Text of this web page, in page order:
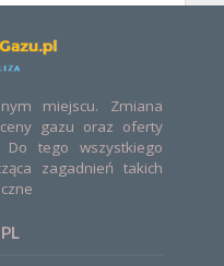
miejscu. Zmiana
gazu oraz oferty
Do tego wszystkiego
zagadnień takich